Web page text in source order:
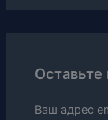
Ваш адрес